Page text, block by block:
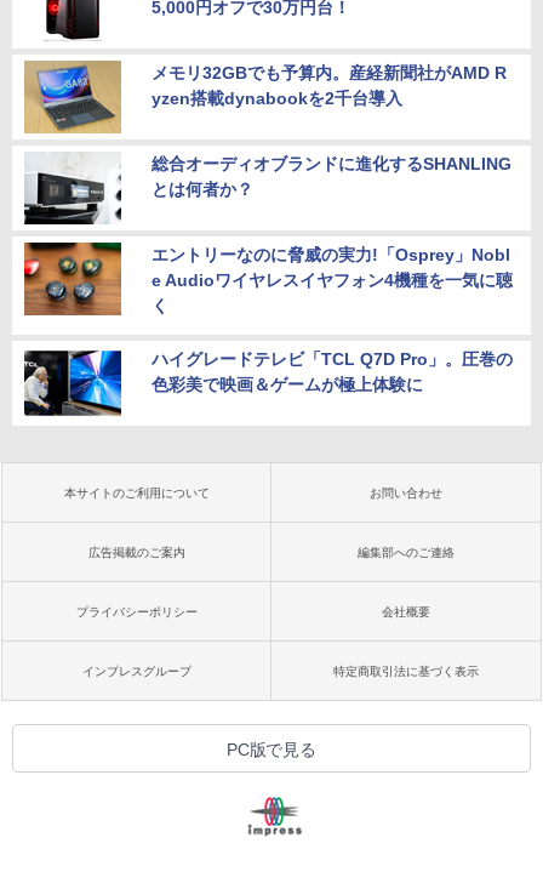
5,000円オフで30万円台！
メモリ32GBでも予算内。産経新聞社がAMD R
yzen搭載dynabookを2千台導入
総合オーディオブランドに進化するSHANLING
とは何者か？
エントリーなのに脅威の実力!「Osprey」Nobl
e Audioワイヤレスイヤフォン4機種を一気に聴
く
ハイグレードテレビ「TCL Q7D Pro」。圧巻の
色彩美で映画＆ゲームが極上体験に
本サイトのご利用について お問い合わせ
広告掲載のご案内 編集部へのご連絡
プライバシーポリシー 会社概要
インプレスグループ 特定商取引法に基づく表示
PC版で見る